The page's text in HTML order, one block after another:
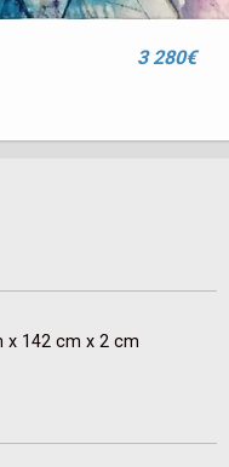
3 280€
x 142 cm x 2 cm